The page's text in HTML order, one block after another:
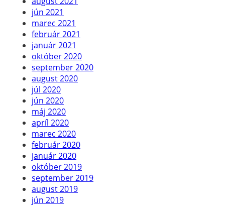
jún 2021
marec 2021
február 2021
január 2021
október 2020
september 2020
august 2020
júl 2020
jún 2020
máj 2020
apríl 2020
marec 2020
február 2020
január 2020
október 2019
september 2019
august 2019
jún 2019